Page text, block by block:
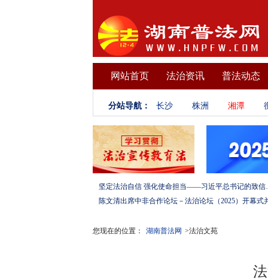
网站首页 法治资讯 普法动态
分站导航： 长沙 株洲 湘潭
坚定法治自信 强化使
您现在的位置： 湖南普法网 >法治文苑